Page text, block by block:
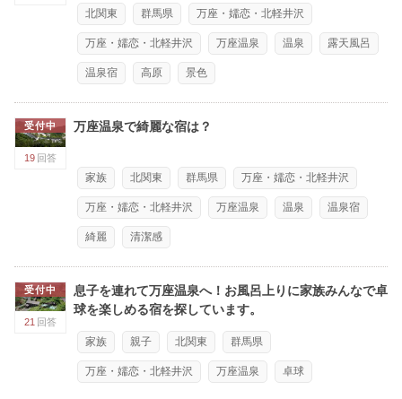
北関東 群馬県 万座・嬬恋・北軽井沢
万座・嬬恋・北軽井沢 万座温泉 温泉 露天風呂
温泉宿 高原 景色
受付中
19 回答
万座温泉で綺麗な宿は？
家族 北関東 群馬県 万座・嬬恋・北軽井沢
万座・嬬恋・北軽井沢 万座温泉 温泉 温泉宿
綺麗 清潔感
受付中
21 回答
息子を連れて万座温泉へ！お風呂上りに家族みんなで卓
球を楽しめる宿を探しています。
家族 親子 北関東 群馬県
万座・嬬恋・北軽井沢 万座温泉 卓球